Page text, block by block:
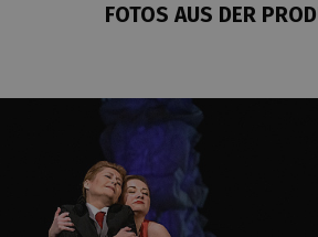
FOTOS AUS DER